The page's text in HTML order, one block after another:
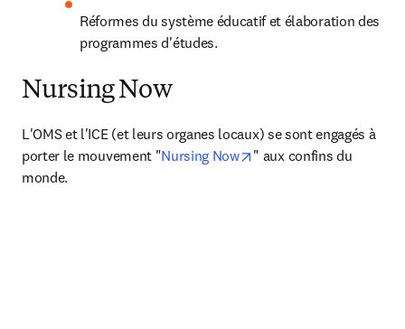
Réformes du système éducatif et élaboration des
programmes d'études.
Nursing Now
L'OMS et l'ICE (et leurs organes locaux) se sont engagés à
porter le mouvement "Nursing Now opens in new tab/
" aux confins du
monde.